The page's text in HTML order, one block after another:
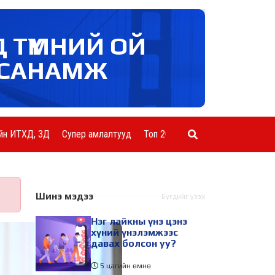
ТҮМНИЙ ОЙ
ИТХД, ЗД Супер амлалтууд Топ 20 ААН
Шинэ мэдээ Бүгдийг үзэх
Нэг лайкны үнэ цэнэ
хүний үнэлэмжээс
давах болсон уу?
5 цагийн өмнө